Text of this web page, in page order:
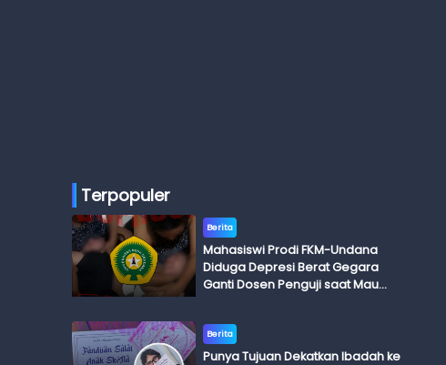
Terpopuler
Berita
Mahasiswi Prodi FKM-Undana
Diduga Depresi Berat Gegara
Ganti Dosen Penguji saat Mau
Berita
Punya Tujuan Dekatkan Ibadah ke